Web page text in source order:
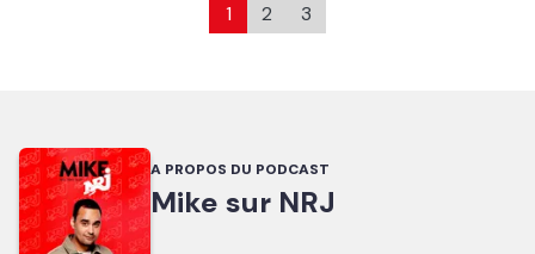
1 2 3
A PROPOS DU PODCAST
Mike sur NRJ